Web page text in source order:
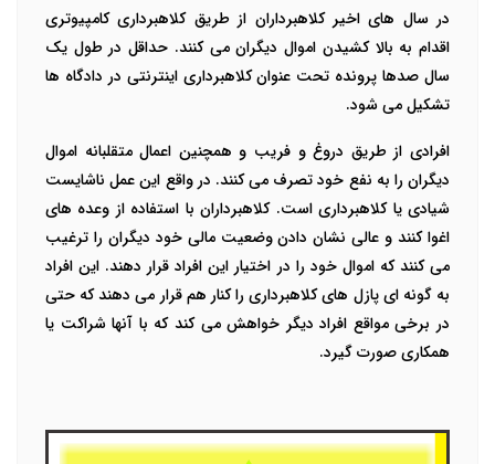
در سال های اخیر کلاهبرداران از طریق کلاهبرداری کامپیوتری
اقدام به بالا کشیدن اموال دیگران می کنند. حداقل در طول یک
سال صدها پرونده تحت عنوان کلاهبرداری اینترنتی در دادگاه ها
تشکیل می شود.
افرادی از طریق دروغ و فریب و همچنین اعمال متقلبانه اموال
دیگران را به نفع خود تصرف می کنند. در واقع این عمل ناشایست
شیادی یا کلاهبرداری است. کلاهبرداران با استفاده از وعده های
اغوا کنند و عالی نشان دادن وضعیت مالی خود دیگران را ترغیب
می کنند که اموال خود را در اختیار این افراد قرار دهند. این افراد
به گونه ای پازل های کلاهبرداری را کنار هم قرار می دهند که حتی
در برخی مواقع افراد دیگر خواهش می کند که با آنها شراکت یا
همکاری صورت گیرد.